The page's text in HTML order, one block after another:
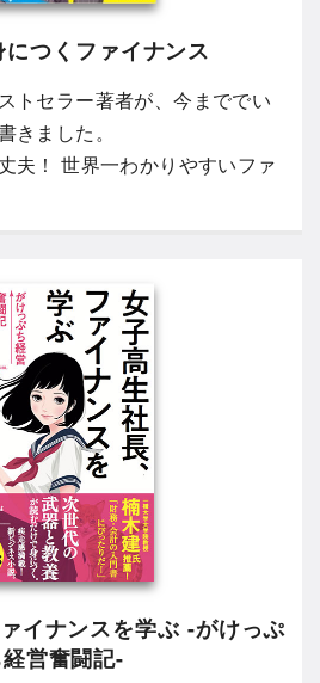
につくファイナンス
トセラー著者が、今まででい
きました。
夫！ 世界一わかりやすいファ
イナンスを学ぶ -がけっぷ
営奮闘記-